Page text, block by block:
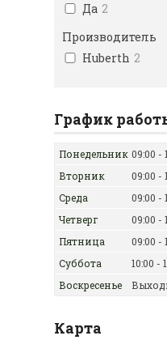
Да 2
Производитель
Huberth 2
График
Понедельник 09:00
Вторник
09:00
Среда
09:00
Четверг
09:00
Пятница
09:00
Суббота
10:00
Воскресенье
Карта